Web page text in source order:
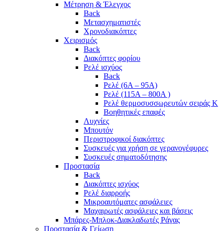
Μέτρηση & Έλεγχος
Back
Μετασχηματιστές
Χρονοδιακόπτες
Χειρισμός
Back
Διακόπτες φορίου
Ρελέ ισχύος
Back
Ρελέ (6A – 95A)
Ρελέ (115A – 800A )
Ρελέ θερμοσυσσωρευτών σειράς Κ
Βοηθητικές επαφές
Λυχνίες
Μπουτόν
Περιστροφικοί διακόπτες
Συσκευές για χρήση σε γερανογέφυρες
Συσκευές σηματοδότησης
Προστασία
Back
Διακόπτες ισχύος
Ρελέ διαρροής
Μικροαυτόματες ασφάλειες
Μαχαιρωτές ασφάλειες και βάσεις
Μπάρες-Μπλοκ-Διακλαδωτές Ράγας
Προστασία & Γείωση